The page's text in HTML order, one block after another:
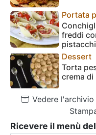
Portata
freddi
Dessert
Torta
crema
Vedere l'archivio
Ricevere il menù